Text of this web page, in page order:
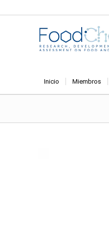
Inicio Miembros